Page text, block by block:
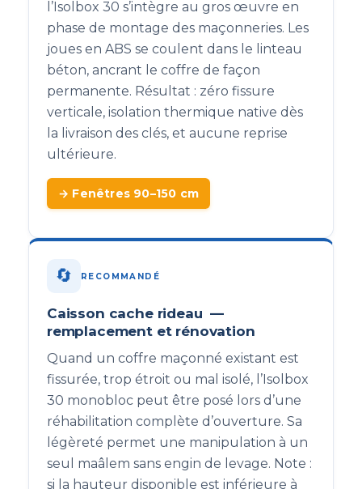
l’Isolbox 30 s’intègre au gros œuvre en
phase de montage des maçonneries. Les
joues en ABS se coulent dans le linteau
béton, ancrant le coffre de façon
permanente. Résultat : zéro fissure
verticale, isolation thermique native dès
la livraison des clés, et aucune reprise
ultérieure.
→ Fenêtres 90–150 cm
🔄 RECOMMANDÉ
Caisson cache rideau —
remplacement et rénovation
Quand un coffre maçonné existant est
fissurée, trop étroit ou mal isolé, l’Isolbox
30 monobloc peut être posé lors d’une
réhabilitation complète d’ouverture. Sa
légèreté permet une manipulation à un
seul maâlem sans engin de levage. Note :
si la hauteur disponible est inférieure à